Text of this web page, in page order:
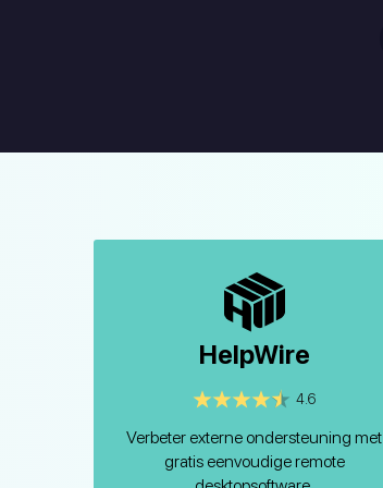
HelpWire
4.6
Verbeter externe ondersteuning met
gratis eenvoudige remote